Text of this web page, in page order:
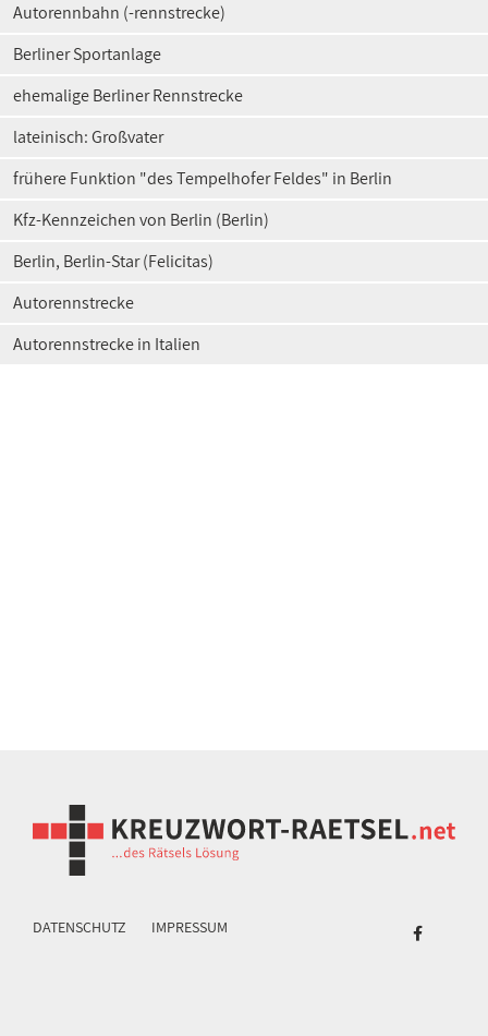
Autorennbahn (-rennstrecke)
Berliner Sportanlage
ehemalige Berliner Rennstrecke
lateinisch: Großvater
frühere Funktion "des Tempelhofer Feldes" in Berlin
Kfz-Kennzeichen von Berlin (Berlin)
Berlin, Berlin-Star (Felicitas)
Autorennstrecke
Autorennstrecke in Italien
DATENSCHUTZ IMPRESSUM